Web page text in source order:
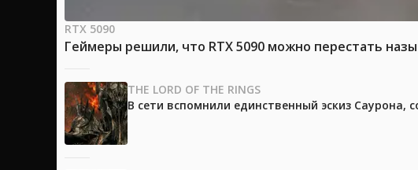
RTX 5090
Геймеры решили, что RTX 5090 можно перестать
THE LORD OF THE RINGS
В сети вспомнили единственный эскиз Саурона,